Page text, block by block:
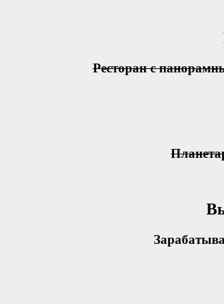
Ресторан с